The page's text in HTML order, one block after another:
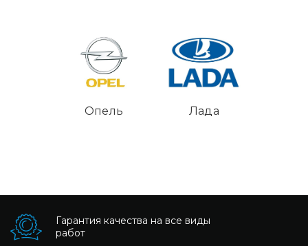
Опель Лада
Гарантия качества на все виды
работ